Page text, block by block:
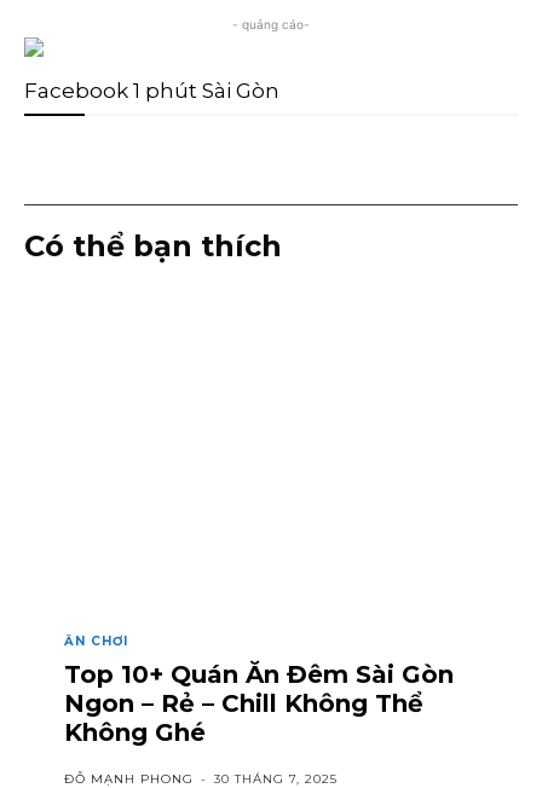
- quảng cáo-
Facebook 1 phút Sài Gòn
Có thể bạn thích
ĂN CHƠI
Top 10+ Quán Ăn Đêm Sài Gòn
Ngon – Rẻ – Chill Không Thể
Không Ghé
ĐỖ MẠNH PHONG - 30 THÁNG 7, 2025